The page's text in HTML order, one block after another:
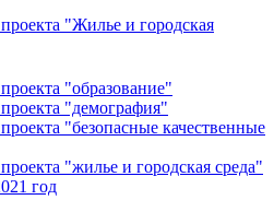
"Жилье и городская
"образование"
"демография"
"безопасные качественные
"жилье и городская среда"
год